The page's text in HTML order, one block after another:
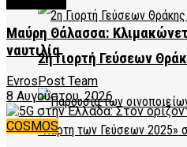
2η Γιορτή Γεύσεων
Μαύρη Θάλασσα:
ναυτιλία
EvrosPost Team
8 Αυγούστου, 2026
COSMOS